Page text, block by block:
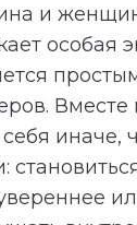
и
особая
себя иначе,